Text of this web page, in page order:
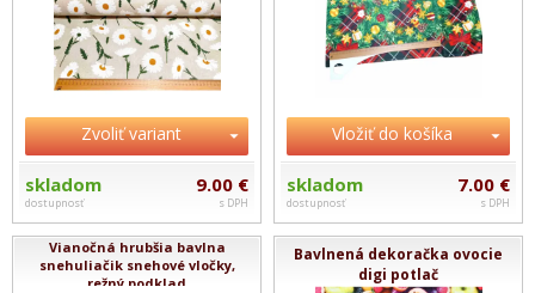
Zvoliť variant
skladom
dostupnosť
9.00 €
s DPH
Vložiť do košíka
skladom
dostupnosť
7.00 €
s DPH
Vianočná hrubšia bavlna
snehuliačik snehové vločky,
režný podklad
Bavlnená dekoračka ovocie
digi potlač